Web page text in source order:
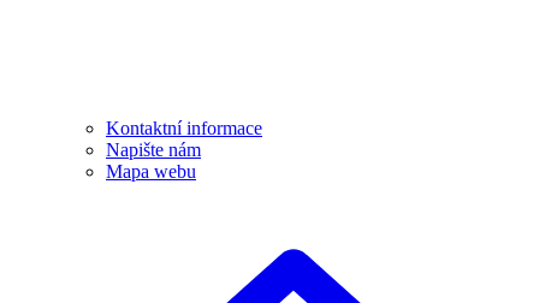
Kontaktní informace
Napište nám
Mapa webu